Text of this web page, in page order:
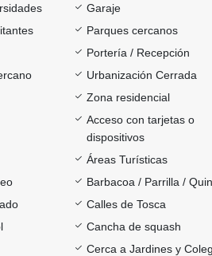
Garaje
Parques cercanos
Portería / Recepción
Urbanización Cerrada
Zona residencial
Acceso con tarjetas o
dispositivos
Áreas Turísticas
Barbacoa / Parrilla /
Calles de Tosca
Cancha de squash
Cerca a Jardines y